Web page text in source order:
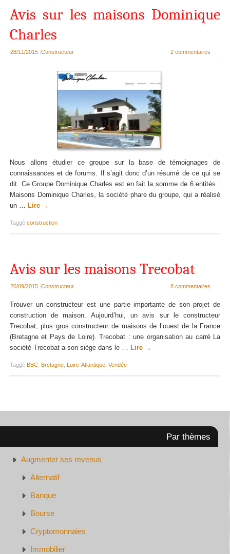
Avis sur les maisons Dominique
Charles
28/11/2015 |Constructeur 2 commentaires
Nous allons étudier ce groupe sur la base de témoignages de
connaissances et de forums. Il s’agit donc d’un résumé de ce qui se
dit. Ce Groupe Dominique Charles est en fait la somme de 6 entités :
Maisons Dominique Charles, la société phare du groupe, qui a réalisé
un … Lire →
Taggé construction
Avis sur les maisons Trecobat
20/09/2015 |Constructeur 8 commentaires
Trouver un constructeur est une partie importante de son projet de
construction de maison. Aujourd’hui, un avis sur le constructeur
Trecobat, plus gros constructeur de maisons de l’ouest de la France
(Bretagne et Pays de Loire). Trecobat : une organisation au carré La
société Trecobat a son siège dans le … Lire →
Taggé BBC, Bretagne, Loire-Atlantique, Vendée
Par thèmes
Augmenter ses revenus
Alternatif
Banque
Bourse
Cryptomonnaies
Immobilier